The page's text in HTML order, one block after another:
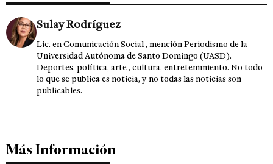
Sulay Rodríguez
Lic. en Comunicación Social , mención Periodismo de la
Universidad Autónoma de Santo Domingo (UASD).
Deportes, política, arte , cultura, entretenimiento. No todo
lo que se publica es noticia, y no todas las noticias son
publicables.
Más Información